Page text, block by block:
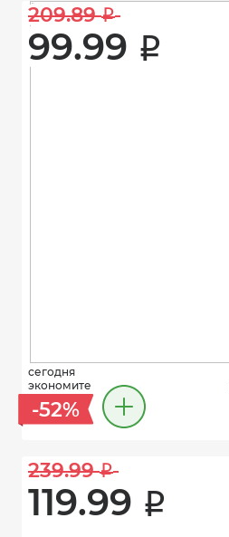
209.89 i
99.99 i
сегодня
экономите
-52%
239.99 i
119.99 i